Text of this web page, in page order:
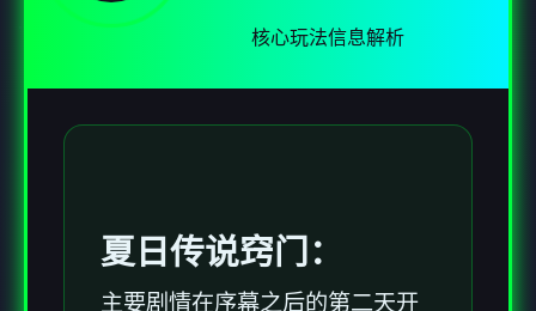
核心玩法信息解析
夏日传说窍门：
主要剧情在序幕之后的第二天开